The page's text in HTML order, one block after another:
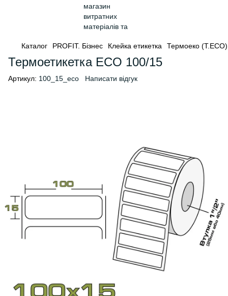
Каталог PROFIT. Бізнес Клейка етикетка Термоеко (Т.ЕСО)
Термоетикетка ECO 100/15
Артикул: 100_15_eco Написати відгук